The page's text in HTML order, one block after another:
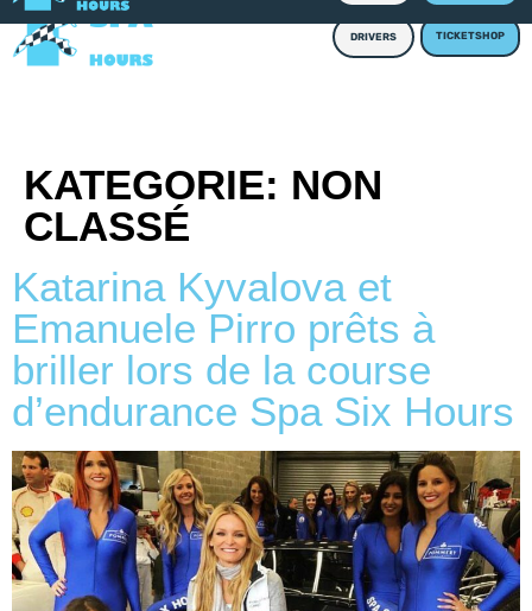
DRIVERS TICKETSHOP
KATEGORIE: NON
CLASSÉ
Katarina Kyvalova et
Emanuele Pirro prêts à
briller lors de la course
d’endurance Spa Six Hours